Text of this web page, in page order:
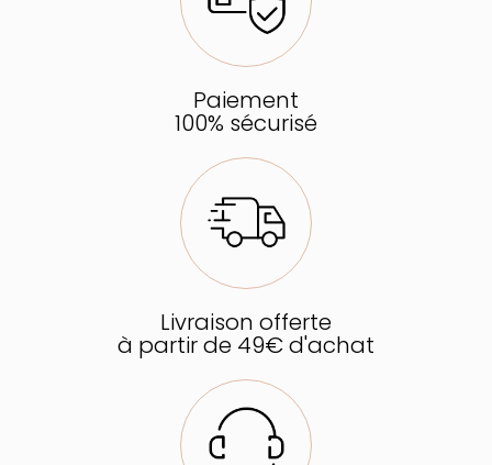
Paiement
100% sécurisé
Livraison offerte
à partir de 49€ d'achat